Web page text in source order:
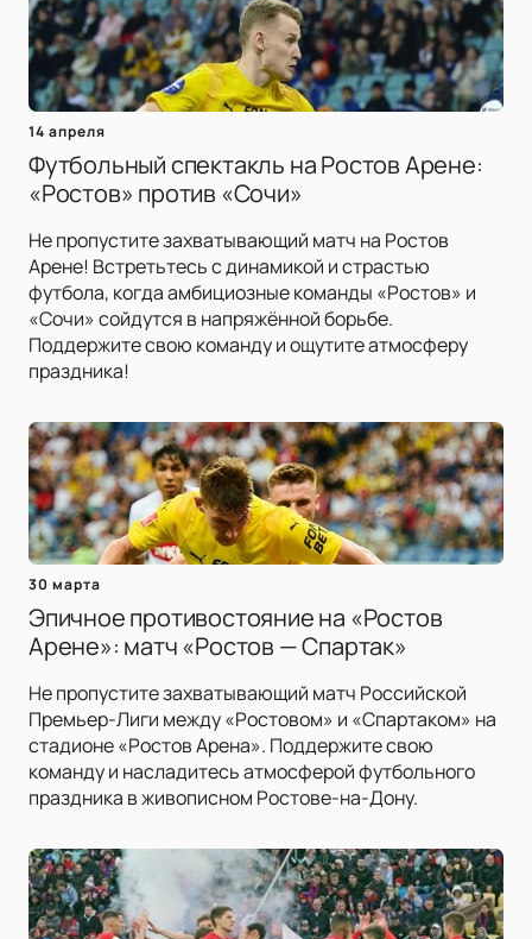
14 апреля
Футбольный спектакль на Ростов Арене:
«Ростов» против «Сочи»
Не пропустите захватывающий матч на Ростов
Арене! Встретьтесь с динамикой и страстью
футбола, когда амбициозные команды «Ростов» и
«Сочи» сойдутся в напряжённой борьбе.
Поддержите свою команду и ощутите атмосферу
праздника!
30 марта
Эпичное противостояние на «Ростов
Арене»: матч «Ростов — Спартак»
Не пропустите захватывающий матч Российской
Премьер-Лиги между «Ростовом» и «Спартаком» на
стадионе «Ростов Арена». Поддержите свою
команду и насладитесь атмосферой футбольного
праздника в живописном Ростове-на-Дону.